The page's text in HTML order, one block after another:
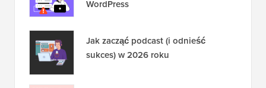
WordPress
Jak zacząć podcast (i odnieść
sukces) w 2026 roku